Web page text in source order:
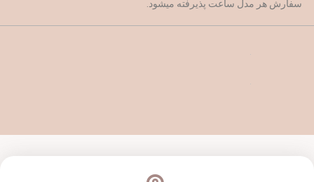
سفارش هر مدل ساعت پذیرفته میشود.